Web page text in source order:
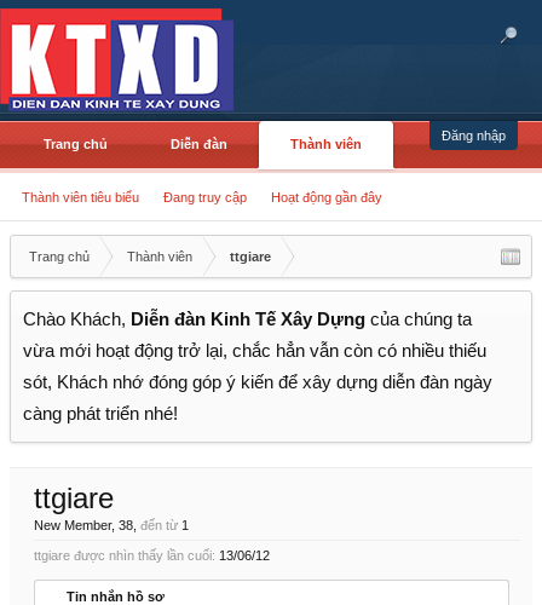
Đăng nhập
Trang chủ Diễn đàn Thành viên
Thành viên tiêu biểu Đang truy cập Hoạt động gần đây
Trang chủ Thành viên ttgiare
Chào Khách, Diễn đàn Kinh Tế Xây Dựng của chúng ta
vừa mới hoạt động trở lại, chắc hẳn vẫn còn có nhiều thiếu
sót, Khách nhớ đóng góp ý kiến để xây dựng diễn đàn ngày
càng phát triển nhé!
ttgiare
New Member, 38, đến từ 1
ttgiare được nhìn thấy lần cuối: 13/06/12
Tin nhắn hồ sơ